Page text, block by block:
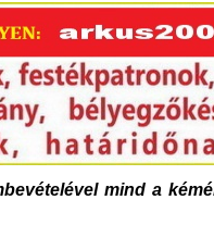
mind a